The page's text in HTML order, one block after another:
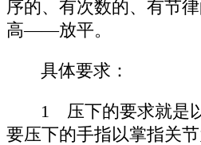
序的、有次数的、有节
高——放平。
具体要求：
1 压下的要求就是
要压下的手指以掌指关